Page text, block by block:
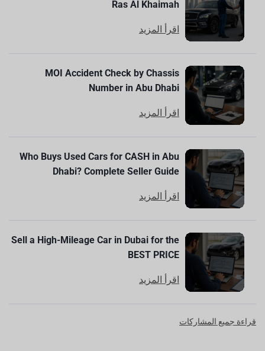
Ras Al Khaimah
اقرأ المزيد
MOI Accident Check by Chassis
Number in Abu Dhabi
اقرأ المزيد
Who Buys Used Cars for CASH in Abu
Dhabi? Complete Seller Guide
اقرأ المزيد
Sell a High-Mileage Car in Dubai for the
BEST PRICE
اقرأ المزيد
قراءة جميع المشاركات